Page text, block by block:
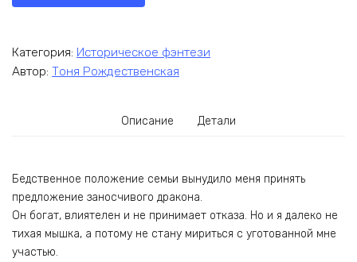
Категория: Историческое фэнтези
Автор: Тоня Рождественская
Описание Детали
Бедственное положение семьи вынудило меня принять
предложение заносчивого дракона.
Он богат, влиятелен и не принимает отказа. Но и я далеко не
тихая мышка, а потому не стану мириться с уготованной мне
участью.